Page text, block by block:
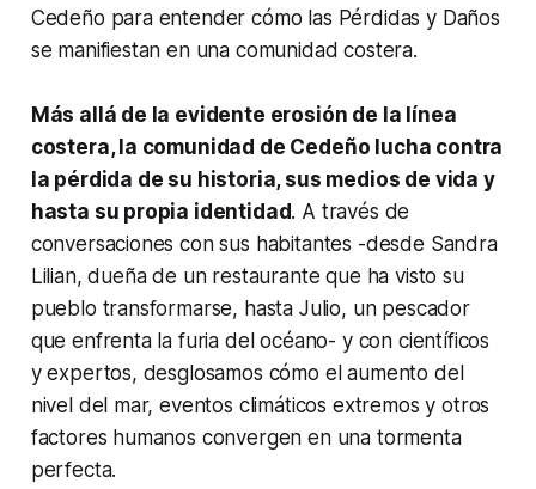
Cedeño para entender cómo las Pérdidas y Daños
se manifiestan en una comunidad costera.
Más allá de la evidente erosión de la línea
costera, la comunidad de Cedeño lucha contra
la pérdida de su historia, sus medios de vida y
hasta su propia identidad. A través de
conversaciones con sus habitantes -desde Sandra
Lilian, dueña de un restaurante que ha visto su
pueblo transformarse, hasta Julio, un pescador
que enfrenta la furia del océano- y con científicos
y expertos, desglosamos cómo el aumento del
nivel del mar, eventos climáticos extremos y otros
factores humanos convergen en una tormenta
perfecta.